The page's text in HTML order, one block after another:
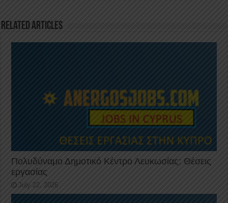
o
o
k
n
p
Related Articles
Πολυδύναμο Δημοτικό Κέντρο Λευκωσίας: Θέσεις
εργασίας
July 22, 2026